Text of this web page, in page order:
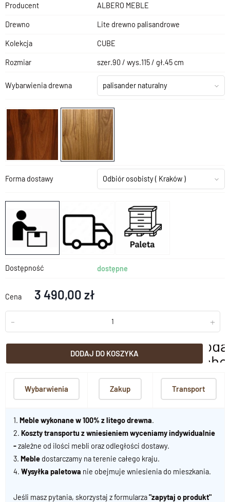
Producent ALBERO MEBLE
Drewno Lite drewno palisandrowe
Kolekcja CUBE
Rozmiar szer.90 / wys.115 / gł.45 cm
Wybarwienia drewna palisander naturalny
Forma dostawy Odbiór osobisty( Kraków )
Dostępność dostępne
Cena 3 490,00 zł
- +
DODAJ DO KOSZYKA
Wybarwienia Zakup Transport
1. Meble wykonane w 100% z litego drewna.
2. Koszty transportu z wniesieniem wyceniamy indywidualnie
-zależne od ilości mebli oraz odległości dostawy.
3. Meble dostarczamy na terenie całego kraju.
4. Wysyłka paletowa nie obejmuje wniesienia do mieszkania.
Jeśli masz pytania, skorzystaj z formularza"zapytaj o produkt"